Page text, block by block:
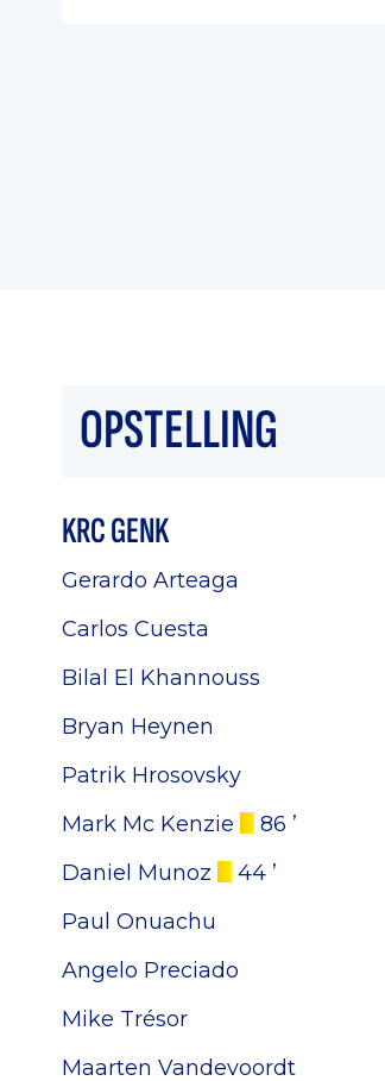
OPSTELLING
KRC GENK
Gerardo Arteaga
Carlos Cuesta
Bilal El Khannouss
Bryan Heynen
Patrik Hrosovsky
Mark Mc Kenzie
86 ’
Daniel Munoz
44 ’
Paul Onuachu
Angelo Preciado
Mike Trésor
Maarten Vandevoordt